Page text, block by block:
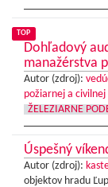
TOP
Dohľadový
manažérstva
Autor (zdroj):
požiarnej a civilnej
ŽELEZIARNE
Úspešný
Autor (zdroj):
objektov hradu